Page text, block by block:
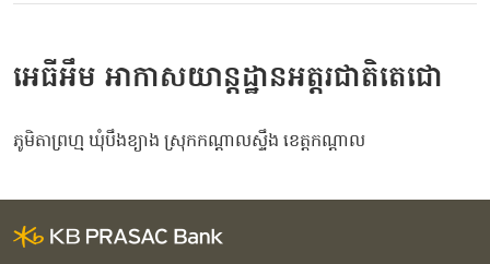
អេធីអឹម អាកាសយាន្តដ្ឋានអត្តរជាតិតេជោ
ភូមិតាព្រហ្ម ឃុំបឹងខ្យាង ស្រុកកណ្តាលស្ទឹង ខេត្តកណ្តាល